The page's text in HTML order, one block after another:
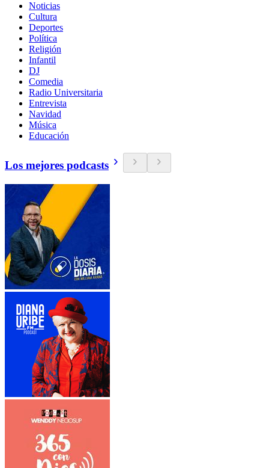
Noticias
Cultura
Deportes
Política
Religión
Infantil
DJ
Comedia
Radio Universitaria
Entrevista
Navidad
Música
Educación
Los mejores podcasts